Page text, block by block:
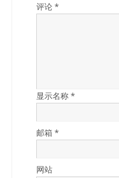
评论*
显示名称*
邮箱 *
网站